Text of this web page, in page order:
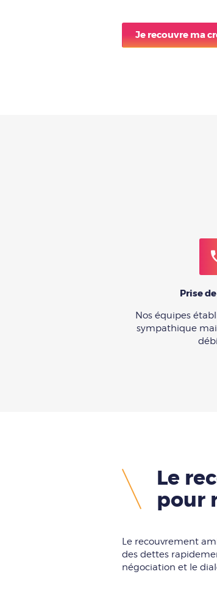
Je recouvre ma
Prise
Nos équipes
sympathique
Le
pour
Le recouvrement
des dettes
négociation et le